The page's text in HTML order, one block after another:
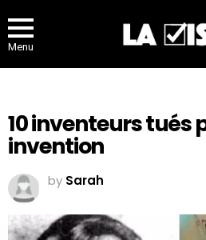
Menu
10 inventeurs tués
invention
by Sarah